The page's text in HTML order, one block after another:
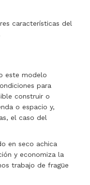
características del
este modelo
para
construir o
o espacio y,
el caso del
en seco achica
y economiza la
trabajo de fragüe